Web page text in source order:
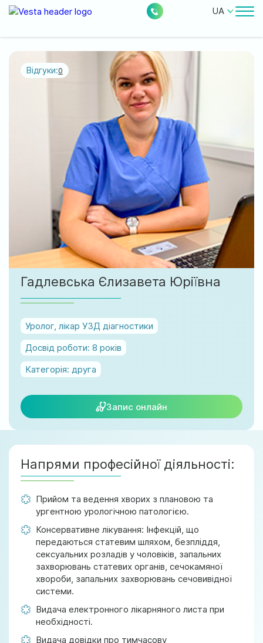
UA
Лікарі
Безкоштовні послуги
Акції
0
Новини Відгуки
228
Місцезнаходження:
м. Ірпінь, вул. Соборна, 128/1
Сб: 08:00-18:00
Нд: 9:00-17:00
official@test.test.vesta-med.com
Відгуки:0
Гадлевська Єлизавета Юріївна
Уролог, лікар УЗД діагностики
Досвід роботи: 8 років
Категорія: друга
Запис онлайн
Напрями професійної діяльності:
Прийом та ведення хворих з плановою та
ургентною урологічною патологією.
Консервативне лікування: Інфекцій, що
передаються статевим шляхом, безпліддя,
сексуальних розладів у чоловіків, запальних
захворювань статевих органів, сечокамяної
хвороби, запальних захворювань сечовивідної
системи.
Видача електронного лікарняного листа при
необхідності.
Видача довідки про тимчасову